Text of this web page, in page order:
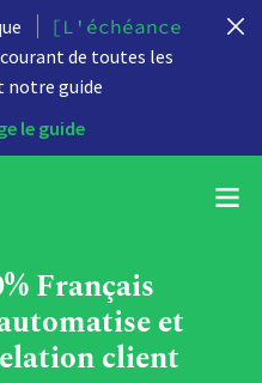
[L'échéance
courant de toutes les
notre guide
le guide
Français
et
client